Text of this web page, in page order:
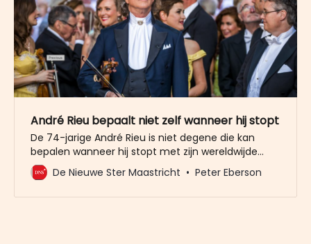
André Rieu bepaalt niet zelf wanneer hij stopt
De 74-jarige André Rieu is niet degene die kan
bepalen wanneer hij stopt met zijn wereldwijde
concerten. Binnen de familie Rieu is de afspraak
gemaakt tussen hem, zijn vrouw Marjorie en zoon
De Nieuwe Ster Maastricht Peter Eberson